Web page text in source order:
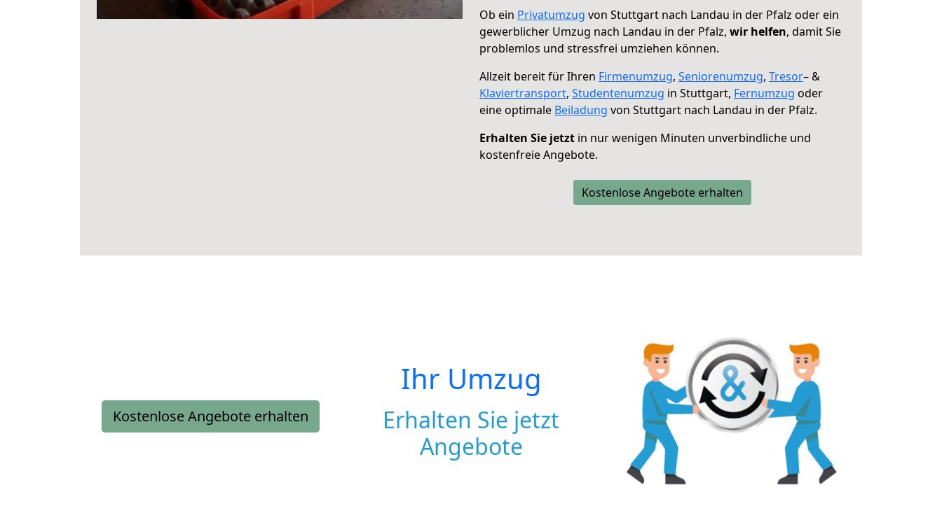
Ob ein Privatumzug von Stuttgart nach Landau in der Pfalz oder ein
gewerblicher Umzug nach Landau in der Pfalz, wir helfen, damit Sie
problemlos und stressfrei umziehen können.
Allzeit bereit für Ihren Firmenumzug, Seniorenumzug, Tresor– &
Klaviertransport, Studentenumzug in Stuttgart, Fernumzug oder
eine optimale Beiladung von Stuttgart nach Landau in der Pfalz.
Erhalten Sie jetzt in nur wenigen Minuten unverbindliche und
kostenfreie Angebote.
Kostenlose Angebote erhalten
Kostenlose Angebote erhalten
Ihr Umzug
Erhalten Sie jetzt
Angebote